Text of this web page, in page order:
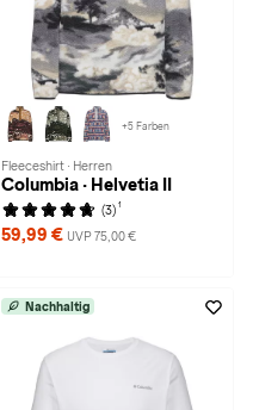
+5 Farben
Fleeceshirt · Herren
Columbia · Helvetia II
(3) 1
59,99 € UVP 75,00 €
Nachhaltig